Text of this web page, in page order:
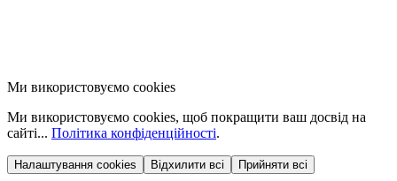
Ми використовуємо cookies
Ми використовуємо cookies, щоб покращити ваш досвід на
сайті... Політика конфіденційності.
Налаштування cookies Відхилити всі Прийняти всі